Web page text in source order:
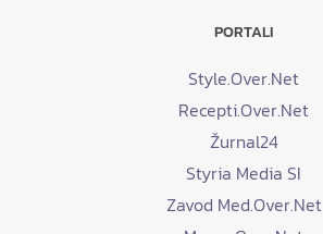
PORTALI
Style.Over.Net
Recepti.Over.Net
Žurnal24
Styria Media SI
Zavod Med.Over.Net